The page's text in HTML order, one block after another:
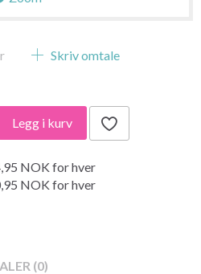
Skriv omtale
Legg i kurv
NOK for hver
NOK for hver
(0)